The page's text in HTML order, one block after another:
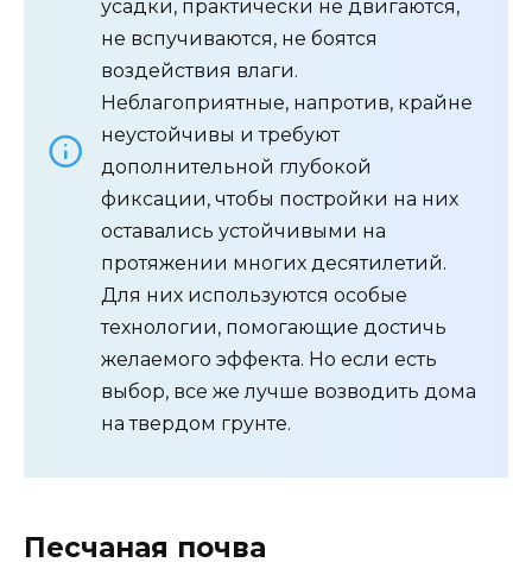
усадки, практически не двигаются,
не вспучиваются, не боятся
воздействия влаги.
Неблагоприятные, напротив, крайне
неустойчивы и требуют
дополнительной глубокой
фиксации, чтобы постройки на них
оставались устойчивыми на
протяжении многих десятилетий.
Для них используются особые
технологии, помогающие достичь
желаемого эффекта. Но если есть
выбор, все же лучше возводить дома
на твердом грунте.
Песчаная почва